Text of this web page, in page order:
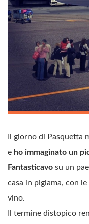
Il giorno di Pasquetta
e ho immaginato un
Fantasticavo su un
casa in pigiama, con
vino.
Il termine distopico